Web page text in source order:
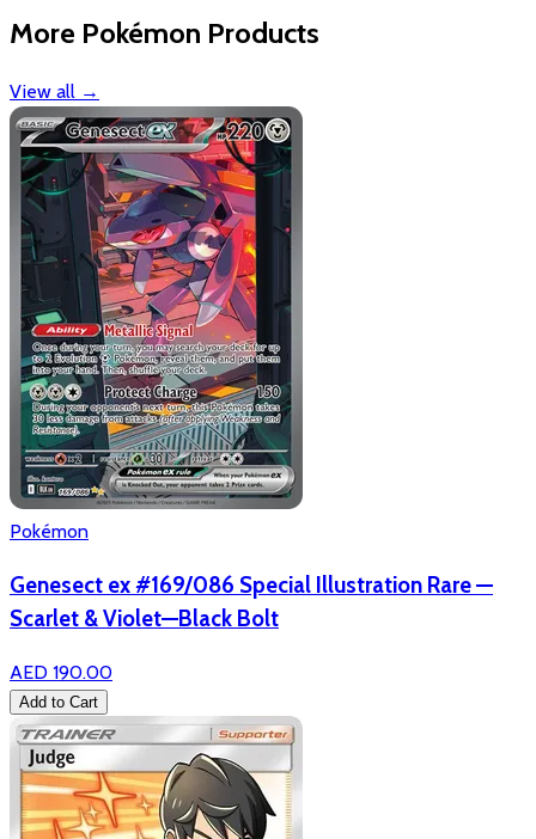
More Pokémon Products
View all →
Pokémon
Genesect ex #169/086 Special Illustration Rare —
Scarlet & Violet—Black Bolt
AED 190.00
Add to Cart